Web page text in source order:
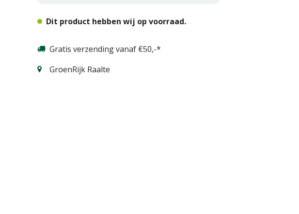
Dit product hebben wij op voorraad.
Gratis verzending vanaf €50,-*
GroenRijk Raalte